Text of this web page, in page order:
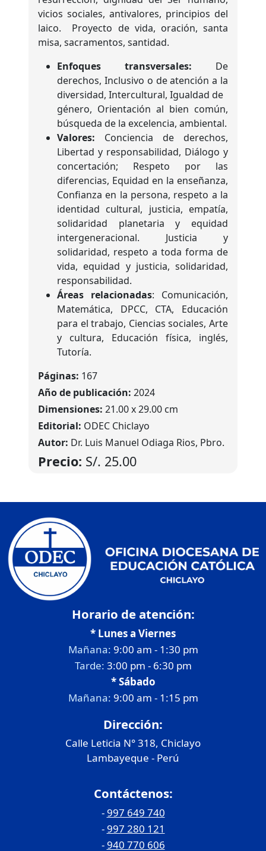
vicios sociales, antivalores, principios del
laico. Proyecto de vida, oración, santa
misa, sacramentos, santidad.
Enfoques transversales: De
derechos, Inclusivo o de atención a la
diversidad, Intercultural, Igualdad de
género, Orientación al bien común,
búsqueda de la excelencia, ambiental.
Valores: Conciencia de derechos,
Libertad y responsabilidad, Diálogo y
concertación; Respeto por las
diferencias, Equidad en la enseñanza,
Confianza en la persona, respeto a la
identidad cultural, justicia, empatía,
solidaridad planetaria y equidad
intergeneracional. Justicia y
solidaridad, respeto a toda forma de
vida, equidad y justicia, solidaridad,
responsabilidad.
Áreas relacionadas: Comunicación,
Matemática, DPCC, CTA, Educación
para el trabajo, Ciencias sociales, Arte
y cultura, Educación física, inglés,
Tutoría.
Páginas: 167
Año de publicación: 2024
Dimensiones: 21.00 x 29.00 cm
Editorial: ODEC Chiclayo
Autor: Dr. Luis Manuel Odiaga Rios, Pbro.
Precio: S/. 25.00
Horario de atención:
* Lunes a Viernes
Mañana: 9:00 am - 1:30 pm
Tarde: 3:00 pm - 6:30 pm
* Sábado
Mañana: 9:00 am - 1:15 pm
Dirección:
Calle Leticia N° 318, Chiclayo
Lambayeque - Perú
Contáctenos:
-997 649 740
-997 280 121
-940 770 606